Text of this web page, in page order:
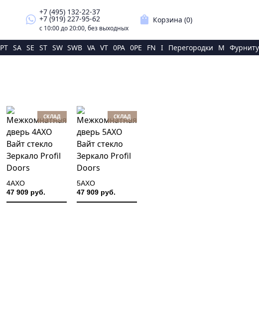
whatsapp
+7 (495) 132-22-37
+7 (919) 227-95-62
с 10:00 до 20:00, без выходных
shopping_bag Корзина (0)
PT SA SE ST SW SWB VA VT 0PA 0PE FN I Перегородки M
СКЛАД
4AXO
47 909 руб.
СКЛАД
5AXO
47 909 руб.